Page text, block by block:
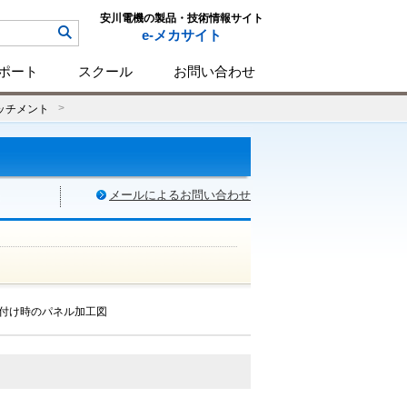
安川電機の製品・技術情報サイト
e-メカサイト
ート スクール お問い合わせ
チメント
メールによるお問い合わせ
け時のパネル加工図